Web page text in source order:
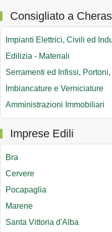
Consigliato a
Impianti Elettrici, Civili ed
Edilizia - Materiali
Serramenti ed Infissi,
Imbiancature e Verniciature
Amministrazioni Immobiliari
Imprese Edili
Bra
Cervere
Pocapaglia
Marene
Santa Vittoria d'Alba